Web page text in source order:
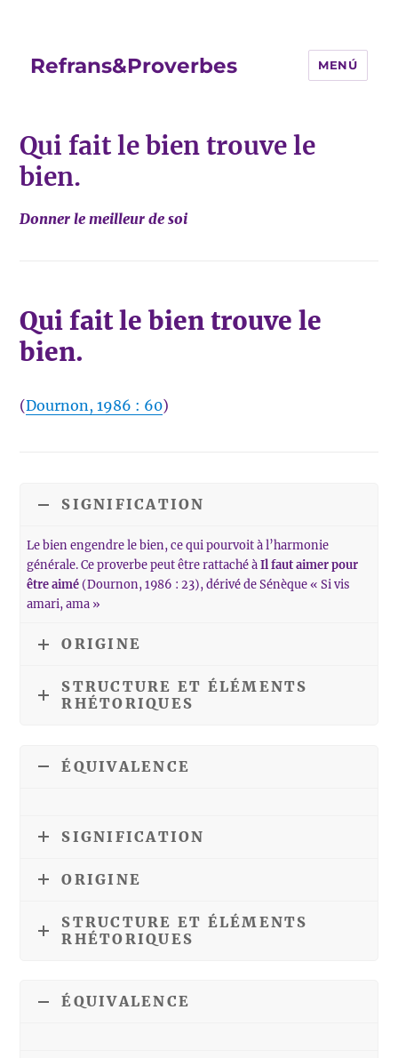
Refrans&Proverbes MENÚ
Qui fait le bien trouve le
bien.
Donner le meilleur de soi
Qui fait le bien trouve le
bien.
(Dournon, 1986 : 60)
SIGNIFICATION
Le bien engendre le bien, ce qui pourvoit à l’harmonie
générale. Ce proverbe peut être rattaché àIl faut aimer pour
être aimé(Dournon, 1986 : 23), dérivé de Sénèque « Si vis
amari, ama »
ORIGINE
STRUCTURE ET ÉLÉMENTS
RHÉTORIQUES
ÉQUIVALENCE
SIGNIFICATION
ORIGINE
STRUCTURE ET ÉLÉMENTS
RHÉTORIQUES
ÉQUIVALENCE